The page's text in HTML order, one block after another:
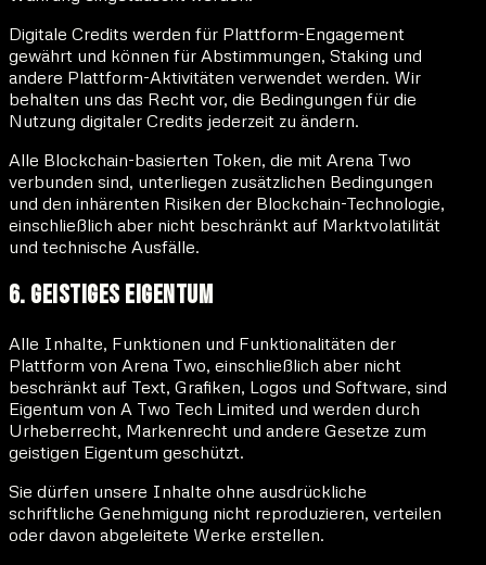
Digitale Credits werden für Plattform-Engagement
gewährt und können für Abstimmungen, Staking und
andere Plattform-Aktivitäten verwendet werden. Wir
behalten uns das Recht vor, die Bedingungen für die
Nutzung digitaler Credits jederzeit zu ändern.
Alle Blockchain-basierten Token, die mit Arena Two
verbunden sind, unterliegen zusätzlichen Bedingungen
und den inhärenten Risiken der Blockchain-Technologie,
einschließlich aber nicht beschränkt auf Marktvolatilität
und technische Ausfälle.
6. Geistiges Eigentum
Alle Inhalte, Funktionen und Funktionalitäten der
Plattform von Arena Two, einschließlich aber nicht
beschränkt auf Text, Grafiken, Logos und Software, sind
Eigentum von A Two Tech Limited und werden durch
Urheberrecht, Markenrecht und andere Gesetze zum
geistigen Eigentum geschützt.
Sie dürfen unsere Inhalte ohne ausdrückliche
schriftliche Genehmigung nicht reproduzieren, verteilen
oder davon abgeleitete Werke erstellen.